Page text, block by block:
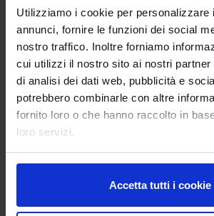
Utilizziamo i cookie per personalizzare
annunci, fornire le funzioni dei social
nostro traffico. Inoltre forniamo
cui utilizzi il nostro sito ai nostri
di analisi dei dati web, pubblicità e
potrebbero combinarle con altre
fornito loro o che hanno raccolto in
loro servizi.
Accetta tutti i cookie
ACQUISTA ONLINE LIBRI, FELPE, T-
UFFICIALI!
Riapre il Mini Challenge Italia: la
a – di G.Torelli